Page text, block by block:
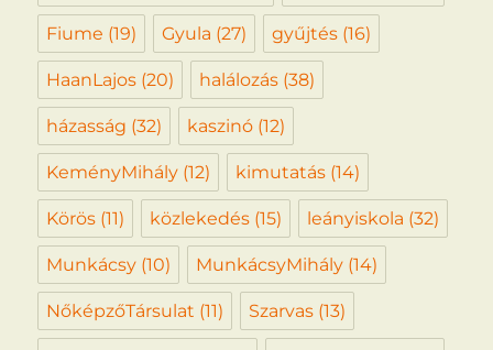
Fiume (19) Gyula (27) gyűjtés (16)
HaanLajos (20) halálozás (38)
házasság (32) kaszinó (12)
KeményMihály (12) kimutatás (14)
Körös (11) közlekedés (15) leányiskola (32)
Munkácsy (10) MunkácsyMihály (14)
NőképzőTársulat (11) Szarvas (13)